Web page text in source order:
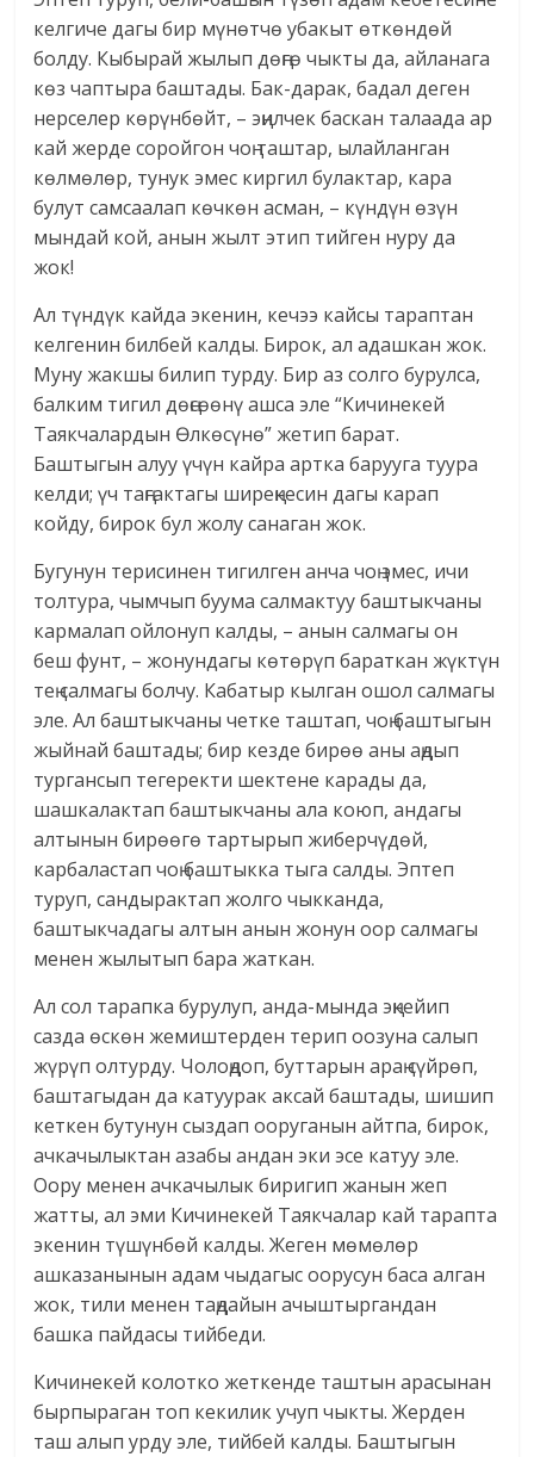
келгиче дагы бир мүнөтчө убакыт өткөндөй
болду. Кыбырай жылып дөңгө чыкты да, айланага
көз чаптыра баштады. Бак-дарак, бадал деген
нерселер көрүнбөйт, – эңилчек баскан талаада ар
кай жерде соройгон чоң таштар, ылайланган
көлмөлөр, тунук эмес киргил булактар, кара
булут самсаалап көчкөн асман, – күндүн өзүн
мындай кой, анын жылт этип тийген нуру да
жок!
Ал түндүк кайда экенин, кечээ кайсы тараптан
келгенин билбей калды. Бирок, ал адашкан жок.
Муну жакшы билип турду. Бир аз солго бурулса,
балким тигил дөңсөөнү ашса эле “Кичинекей
Таякчалардын Өлкөсүнө” жетип барат.
Баштыгын алуу үчүн кайра артка барууга туура
келди; үч таңгактагы ширеңкесин дагы карап
койду, бирок бул жолу санаган жок.
Бугунун терисинен тигилген анча чоң эмес, ичи
толтура, чымчып буума салмактуу баштыкчаны
кармалап ойлонуп калды, – анын салмагы он
беш фунт, – жонундагы көтөрүп бараткан жүктүн
тең салмагы болчу. Кабатыр кылган ошол салмагы
эле. Ал баштыкчаны четке таштап, чоң баштыгын
жыйнай баштады; бир кезде бирөө аны аңдып
тургансып тегеректи шектене карады да,
шашкалактап баштыкчаны ала коюп, андагы
алтынын бирөөгө тартырып жиберчүдөй,
карбаластап чоң баштыкка тыга салды. Эптеп
туруп, сандырактап жолго чыкканда,
баштыкчадагы алтын анын жонун оор салмагы
менен жылытып бара жаткан.
Ал сол тарапка бурулуп, анда-мында эңкейип
сазда өскөн жемиштерден терип оозуна салып
жүрүп олтурду. Чолоңдоп, буттарын араң сүйрөп,
баштагыдан да катуурак аксай баштады, шишип
кеткен бутунун сыздап ооруганын айтпа, бирок,
ачкачылыктан азабы андан эки эсе катуу эле.
Оору менен ачкачылык биригип жанын жеп
жатты, ал эми Кичинекей Таякчалар кай тарапта
экенин түшүнбөй калды. Жеген мөмөлөр
ашказанынын адам чыдагыс оорусун баса алган
жок, тили менен таңдайын ачыштыргандан
башка пайдасы тийбеди.
Кичинекей колотко жеткенде таштын арасынан
бырпыраган топ кекилик учуп чыкты. Жерден
таш алып урду эле, тийбей калды. Баштыгын